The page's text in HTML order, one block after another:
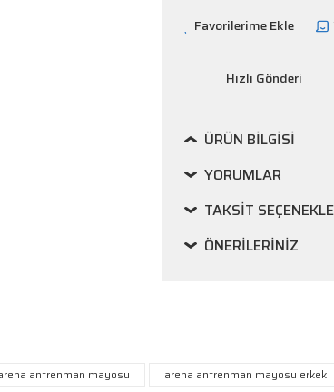
Hızlı Gönderi
ÜRÜN BILGISI
YORUMLAR
TAKSIT
ÖNERILERINIZ
antrenman mayosu arena antrenman mayosu erkek